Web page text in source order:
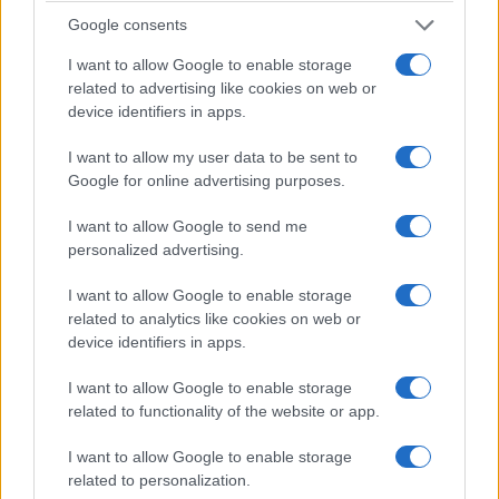
Google consents
I want to allow Google to enable storage
related to advertising like cookies on web or
device identifiers in apps.
I want to allow my user data to be sent to
Google for online advertising purposes.
I want to allow Google to send me
personalized advertising.
I want to allow Google to enable storage
related to analytics like cookies on web or
device identifiers in apps.
I want to allow Google to enable storage
related to functionality of the website or app.
I want to allow Google to enable storage
related to personalization.
ciudad medieval de Rapperswil, que también
merece la pena visitar, así como la pequeña
ciudad lacustre de Zug y la estación de esquí de
Flumserberg.
4. Suiza oriental
Al extenderse desde el lago de Constanza en el
norte hasta los Alpes en el sur, la Suiza oriental
una delicia para visitarla en cualquier época del
En verano, las praderas alpinas son ideales para
practicar senderismo o ciclismo, mientras que en
invierno el paisaje es igual de espectacular y se
presta perfectamente al esquí y al snowboard. De